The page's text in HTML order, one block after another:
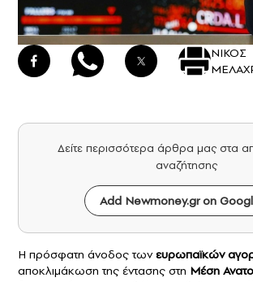
ΝΙΚΟΣ
Δείτε περισσότερα άρθρα μας στα
αναζήτησης
Add Newmoney.gr on
Η πρόσφατη άνοδος τωνευρωπαϊκών
αποκλιμάκωση της έντασης στη Μέση